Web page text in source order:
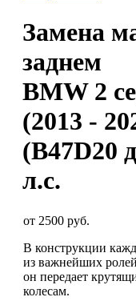
Замена
заднем
BMW 2
(2013 -
(B47D20
л.с.
от 2500 руб.
В конструкции
из важнейших
он передает
колесам.